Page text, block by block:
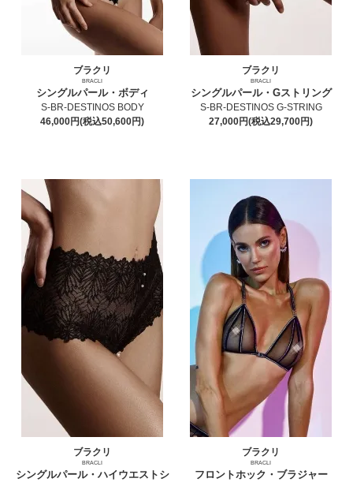
ブラクリ
BRACLI
シングルパール・ボディ
S-BR-DESTINOS BODY
46,000円(税込50,600円)
ブラクリ
BRACLI
シングルパール・Gストリング
S-BR-DESTINOS G-STRING
27,000円(税込29,700円)
ブラクリ
BRACLI
シングルパール・ハイウエストシ
ブラクリ
BRACLI
フロントホック・ブラジャー